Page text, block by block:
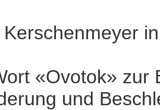
«Ovotok» zur
und